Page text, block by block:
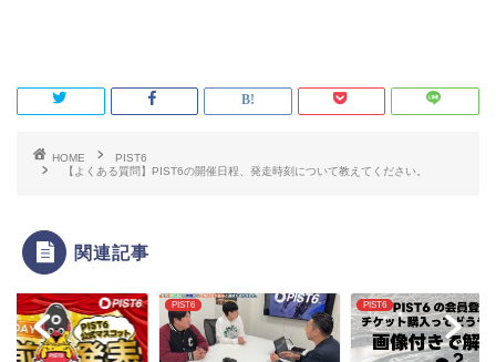
HOME
PIST6
【よくある質問】PIST6の開催日程、発走時刻について教えてください。
関連記事
PIST6 PIST6